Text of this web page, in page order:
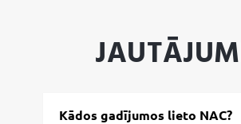
Kādos gadījumos lieto NAC?